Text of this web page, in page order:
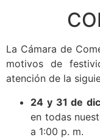
La Cámara de
motivos de
atención de la
24 y 31 de
en todas
a 1:00 p. m.